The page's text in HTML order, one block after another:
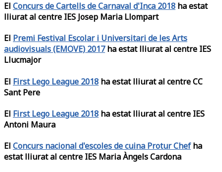
El Concurs de Cartells de Carnaval d'Inca 2018 ha estat
lliurat al centre IES Josep Maria Llompart
El Premi Festival Escolar i Universitari de les Arts
audiovisuals (EMOVE) 2017ha estat lliurat al centre IES
Llucmajor
El First Lego League 2018 ha estat lliurat al centre CC
Sant Pere
El First Lego League 2018 ha estat lliurat al centre IES
Antoni Maura
El Concurs nacional d'escoles de cuina Protur Chefha
estat lliurat al centre IES Maria Àngels Cardona